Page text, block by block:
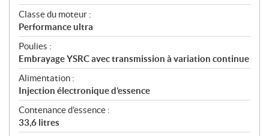
n
s
Classe du moteur :
Performance ultra
Poulies :
Embrayage YSRC avec transmission à variation continue
Alimentation :
Injection électronique d’essence
Contenance d’essence :
33,6 litres